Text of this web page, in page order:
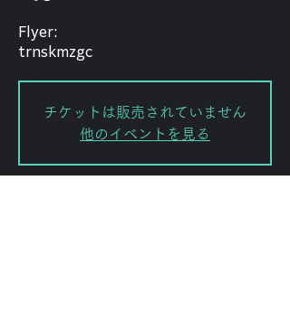
Flyer:
trnskmzgc
チケットは販売されていません
他のイベントを見る